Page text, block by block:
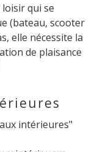
qui se
(bateau, scooter
elle nécessite la
de plaisance
intérieures"